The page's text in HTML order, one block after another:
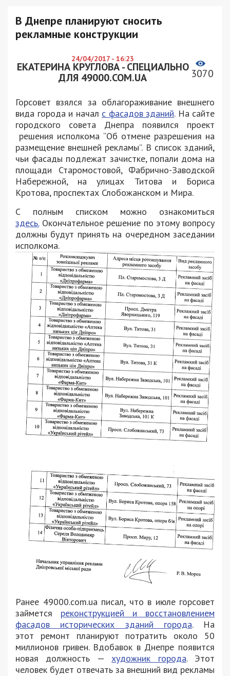
В Днепре планируют сносить
рекламные конструкции
24/04/2017 - 16:23
ЕКАТЕРИНА КРУГЛОВА - СПЕЦИАЛЬНО
ДЛЯ 49000.COM.UA
3070
Горсовет взялся за облагораживание внешнего
вида города и начал с фасадов зданий. На сайте
городского совета Днепра появился проект
решения исполкома “Об отмене разрешения на
размещение внешней рекламы”. В список зданий,
чьи фасады подлежат зачистке, попали дома на
площади Старомостовой, Фабрично-Заводской
Набережной, на улицах Титова и Бориса
Кротова, проспектах Слобожанском и Мира.
С полным списком можно ознакомиться
здесь.Окончательное решение по этому вопросу
должны будут принять на очередном заседании
исполкома.
Ранее 49000.com.ua писал, что в июле горсовет
займется реконструкцией и восстановлением
фасадов исторических зданий города. На
этот ремонт планируют потратить около 50
миллионов гривен. Вдобавок в Днепре появится
новая должность — художник города. Этот
человек будет отвечать за внешний вид рекламы